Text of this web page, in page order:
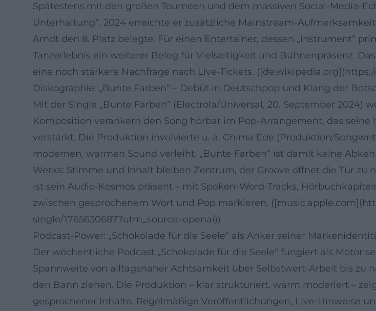
Spätestens mit den großen Tourneen und dem massiven Social-Media-
Unterhaltung“. 2024 erreichte er zusätzliche Mainstream-
Arndt den 8. Platz belegte. Für einen Entertainer, dessen „Instrument“
Tanzerlebnis ein weiterer Beleg für Vielseitigkeit und Bühnenpräsenz.
eine noch stärkere Nachfrage nach Live-Tickets.
Diskographie: „Bunte Farben“ – Debüt in Deutschpop und Klang der
Mit der Single „Bunte Farben“ (Electrola/Universal, 20. September
Komposition verankern den Song hörbar im Pop-Arrangement, das
verstärkt. Die Produktion involvierte u. a. Chima Ede (Produktion/
modernen, warmen Sound verleiht. „Bunte Farben“ ist damit keine
Werks: Stimme und Inhalt bleiben Zentrum, der Groove öffnet die Tür
ist sein Audio-Kosmos präsent – mit Spoken-Word-Tracks,
zwischen gesprochenem Wort und Pop markieren.
single/1765630687?utm_source=openai))
Podcast-Power: „Schokolade für die Seele“ als Anker seiner
Der wöchentliche Podcast „Schokolade für die Seele“ fungiert als Motor
Spannweite von alltagsnaher Achtsamkeit über Selbstwert-Arbeit bis zu
den Bann ziehen. Die Produktion – klar strukturiert, warm moderiert –
gesprochener Inhalte. Regelmäßige Veröffentlichungen, Live-Hinweise